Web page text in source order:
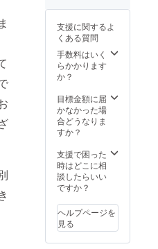
くださ
い。 改
めてご
連絡を
させて
頂きま
5/23（
土）
5/28（
木）
6/7（日
） のど
してお
ります
（時間
す） も
しそれ
以外の
着荷日
の場
合、可
能な限
り対応
10名前
宴会で
も数回
に分け
て利用
できま
お食事
券を郵
送でお
送り致
す。 ※
一度で
チケッ
トを使
ない場
合は2度
目・3度
目と残
パー
するも
良し、
アコー
ス
ティッ
ブの会
場とし
て利用
するも
映像作
品制作
や、商
品撮影
も。
ポップ
アップ
ストア
支援に関するよ
くある質問
手数料はいく
らかかります
か？
目標金額に届
かなかった場
合どうなりま
すか？
支援で困った
時はどこに相
談したらいい
ですか？
ヘルプページを
見る